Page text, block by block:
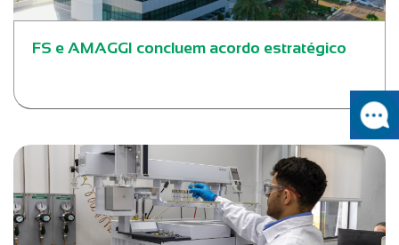
FS e AMAGGI concluem acordo estratégico